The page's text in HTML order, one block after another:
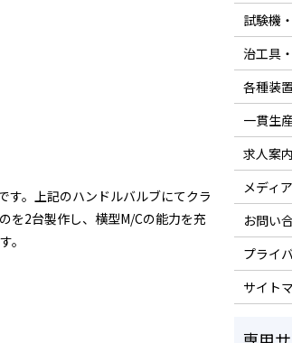
す。上記のハンドルバルブにてクラ
を2台製作し、横型M/Cの能力を充
。
試験機
治工具
各種装置
一貫生
求人案内
メディ
お問い
プライ
サイト